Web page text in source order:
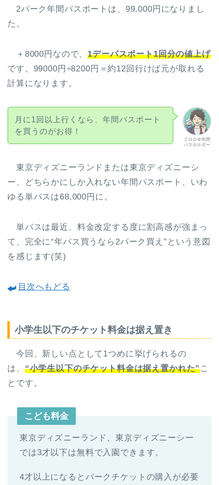
2パーク年間パスポートは、99,000円になりまし
た。
＋8000円なので、1デーパスポート1回分の値上げ
です。99000円÷8200円＝約12回行けば元が取れる
計算になります。
クロロ＠年間
パスホルダー
月に1回以上行くなら、年間パスポート
を買うのがお得！
東京ディズニーランドまたは東京ディズニーシ
ー、どちらかにしか入れない年間パスポート、いわ
ゆる単パスは68,000円に。
単パスは最近、料金改定する度に割高感が強まっ
て、完全に“年パス買うなら2パーク買え”という意図
を感じます(笑)
目次へもどる
小学生以下のチケット料金は据え置き
今回、新しい点として1つめに挙げられるの
は、 “小学生以下のチケット料金は据え置かれた”こ
とです。
こども料金
東京ディズニーランド、東京ディズニーシー
では3才以下は無料で入園できます。
4才以上になるとパークチケットの購入が必要